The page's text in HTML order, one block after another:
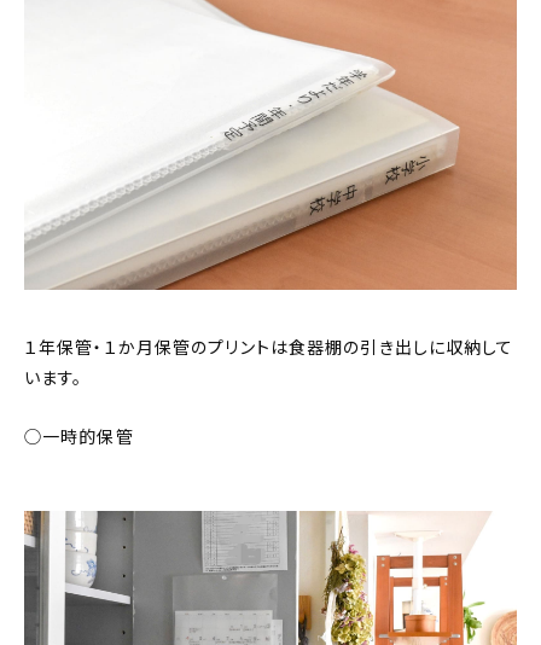
１年保管・１か月保管のプリントは食器棚の引き出しに収納して
います。
◯一時的保管